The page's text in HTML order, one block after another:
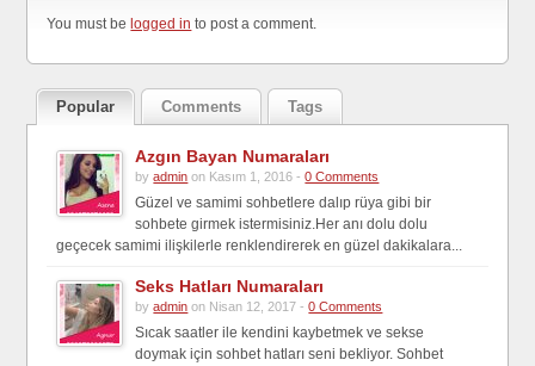
You must be logged in to post a comment.
Popular Comments Tags
Azgın Bayan Numaraları
byadmin on Kasım 1, 2016 -0 Comments
Güzel ve samimi sohbetlere dalıp rüya gibi bir
sohbete girmek istermisiniz.Her anı dolu dolu
geçecek samimi ilişkilerle renklendirerek en güzel dakikalara...
Seks Hatları Numaraları
byadmin on Nisan 12, 2017 -0 Comments
Sıcak saatler ile kendini kaybetmek ve sekse
doymak için sohbet hatları seni bekliyor. Sohbet